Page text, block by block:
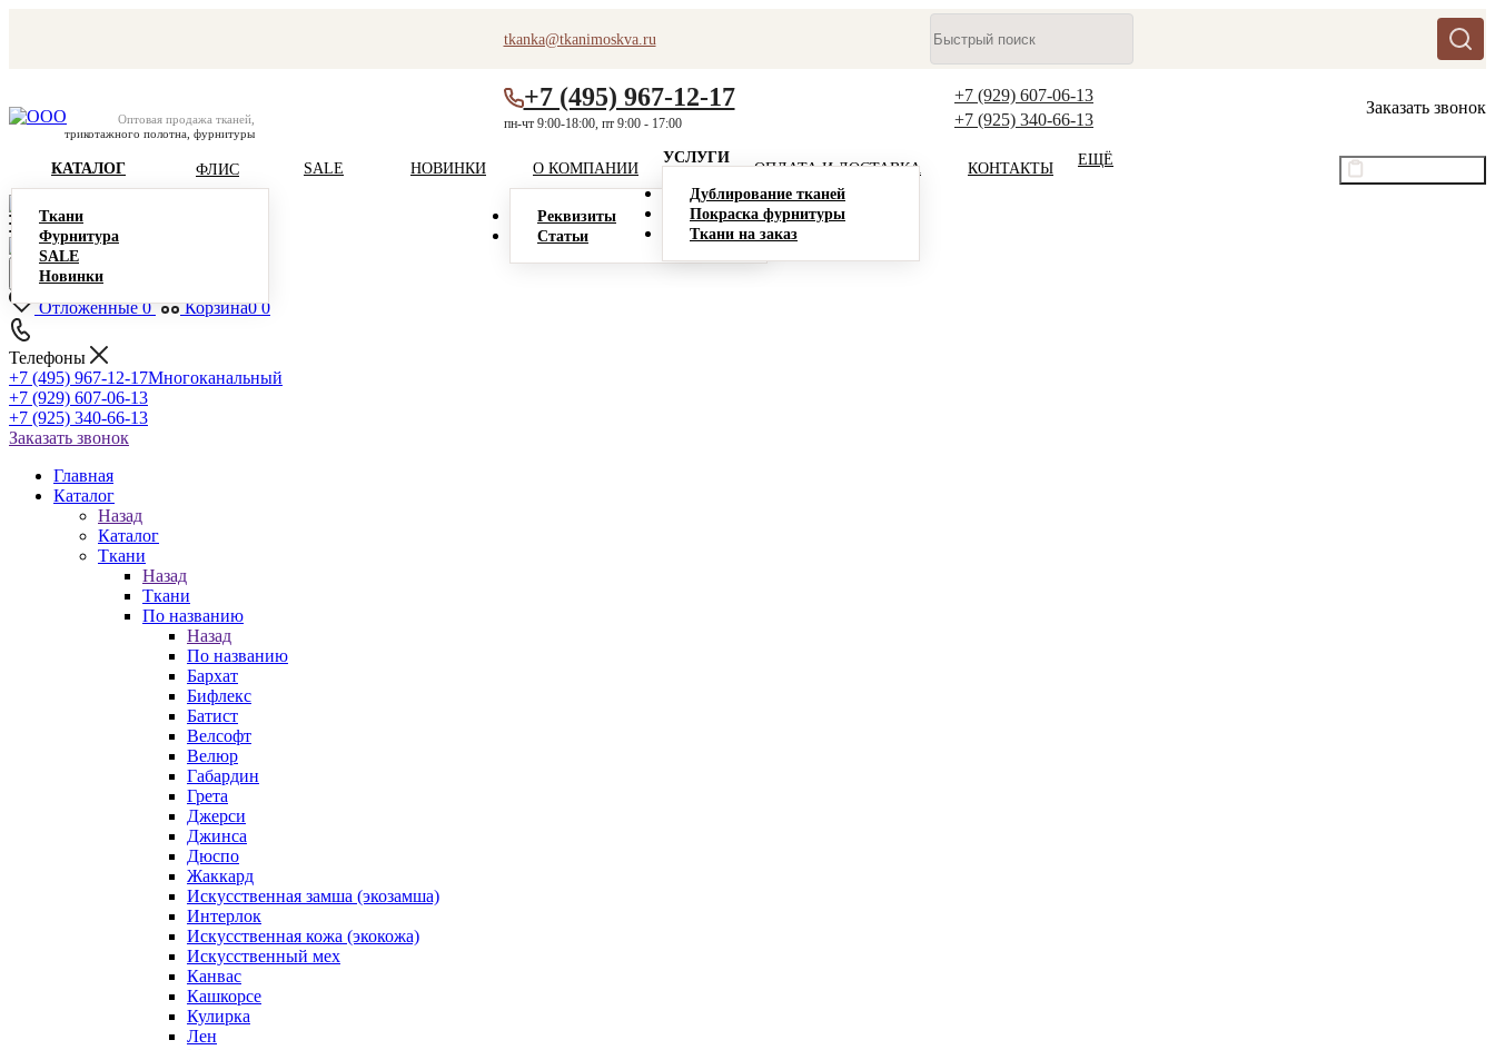
tkanka@tkanimoskva.ru
Оптовая продажа тканей,
трикотажного полотна, фурнитуры
+7 (495) 967-12-17
пн-чт 9:00-18:00, пт 9:00 - 17:00
+7 (929) 607-06-13
+7 (925) 340-66-13
Заказать звонок
КАТАЛОГ
Ткани
Фурнитура
SALE
Новинки
ФЛИС SALE НОВИНКИ О КОМПАНИИ
Реквизиты
Статьи
УСЛУГИ
Дублирование тканей
Покраска фурнитуры
Ткани на заказ
ОПЛАТА И ДОСТАВКА КОНТАКТЫ
ЕЩЁ
Отложенные 0 Корзина0 0
Телефоны
+7 (495) 967-12-17Многоканальный
+7 (929) 607-06-13
+7 (925) 340-66-13
Заказать звонок
Главная
Каталог
Назад
Каталог
Ткани
Назад
Ткани
По названию
Назад
По названию
Бархат
Бифлекс
Батист
Велсофт
Велюр
Габардин
Грета
Джерси
Джинса
Дюспо
Жаккард
Искусственная замша (экозамша)
Интерлок
Искусственная кожа (экокожа)
Искусственный мех
Канвас
Кашкорсе
Кулирка
Лен